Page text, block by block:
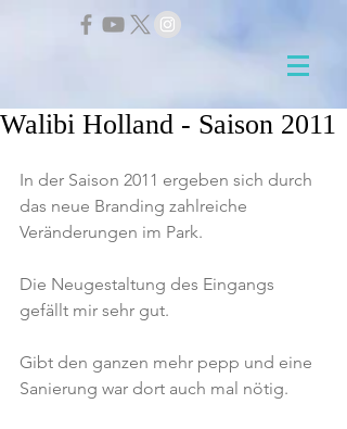
Walibi Holland - Saison 2011
In der Saison 2011 ergeben sich durch
das neue Branding zahlreiche
Veränderungen im Park.
Die Neugestaltung des Eingangs
gefällt mir sehr gut.
Gibt den ganzen mehr pepp und eine
Sanierung war dort auch mal nötig.